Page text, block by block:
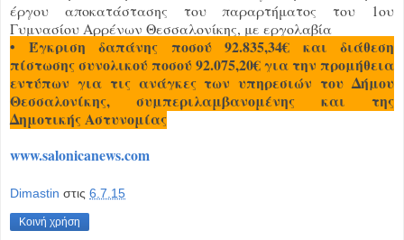
έργου αποκατάστασης του παραρτήματος του 1ου
Γυμνασίου Αρρένων Θεσσαλονίκης, με εργολαβία
• Έγκριση δαπάνης ποσού 92.835,34€ και διάθεση
πίστωσης συνολικού ποσού 92.075,20€ για την προμήθεια
εντύπων για τις ανάγκες των υπηρεσιών του Δήμου
Θεσσαλονίκης, συμπεριλαμβανομένης και της
Δημοτικής Αστυνομίας
www.salonicanews.com
Dimastin στις 6.7.15
Κοινή χρήση